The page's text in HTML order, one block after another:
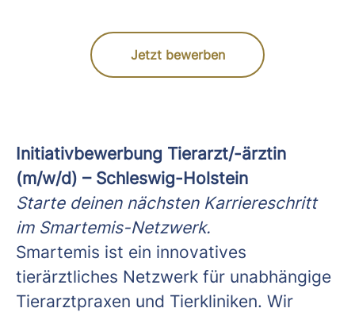
Jetzt bewerben
Initiativbewerbung Tierarzt/-ärztin
(m/w/d) – Schleswig-Holstein
Starte deinen nächsten Karriereschritt
im Smartemis-Netzwerk.
Smartemis ist ein innovatives
tierärztliches Netzwerk für unabhängige
Tierarztpraxen und Tierkliniken. Wir